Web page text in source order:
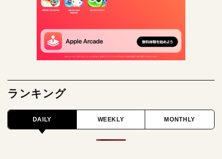
ランキング
DAILY WEEKLY MONTHLY